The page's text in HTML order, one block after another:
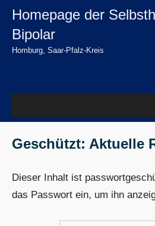
springen
Zum
springen
Homepage der
Bipolar
Homburg, Saar-Pfalz-Kreis
Geschützt: Aktuelle
Dieser Inhalt ist
das Passwort ein, um ihn